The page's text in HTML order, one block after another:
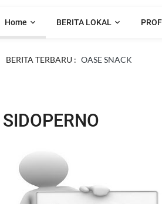
Home BERITA LOKAL
BERITA TERBARU : OASE SNACK
SIDOPERNO